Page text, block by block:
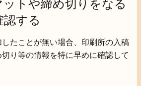
する
たことが無い場合、印刷所の入稿
り等の情報を特に早めに確認して